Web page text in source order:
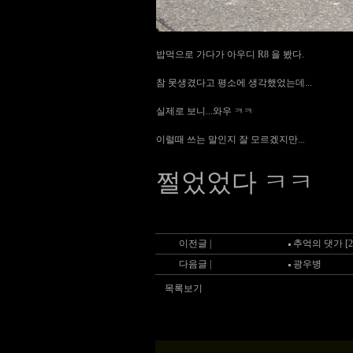
밥먹으로 가다가 아우디 R8 을 봤다.
참 못생겼다고 평소에 생각했었는데...
실제로 보니...와우 ㅋㅋ
이럴때 쓰는 말인지 잘 모르겠지만...
쩔었었다 ㅋㅋ
이전글 |
추억의 댓가
다음글 |
광우병
목록보기